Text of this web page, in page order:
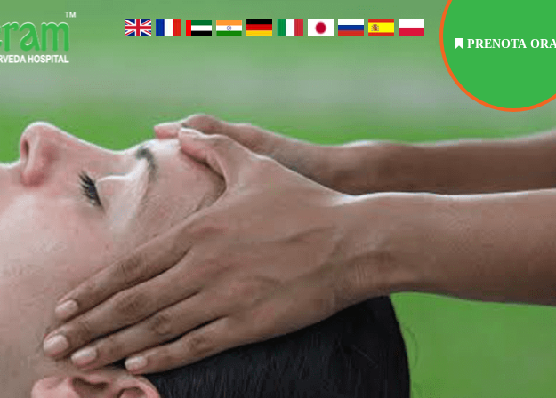
PRENOTA